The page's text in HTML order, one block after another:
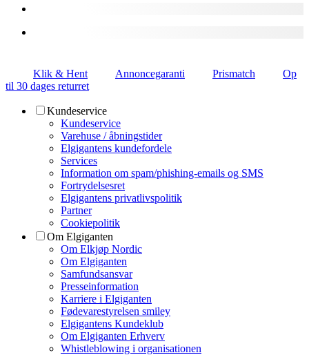
Klik & Hent Annoncegaranti Prismatch
Op
til 30 dages returret
Kundeservice
Kundeservice
Varehuse / åbningstider
Elgigantens kundefordele
Services
Information om spam/phishing-emails og SMS
Fortrydelsesret
Elgigantens privatlivspolitik
Partner
Cookiepolitik
Om Elgiganten
Om Elkjøp Nordic
Om Elgiganten
Samfundsansvar
Presseinformation
Karriere i Elgiganten
Fødevarestyrelsen smiley
Elgigantens Kundeklub
Om Elgiganten Erhverv
Whistleblowing i organisationen